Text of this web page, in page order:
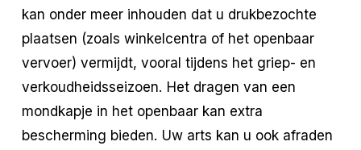
kan onder meer inhouden dat u drukbezochte
plaatsen (zoals winkelcentra of het openbaar
vervoer) vermijdt, vooral tijdens het griep- en
verkoudheidsseizoen. Het dragen van een
mondkapje in het openbaar kan extra
bescherming bieden. Uw arts kan u ook afraden